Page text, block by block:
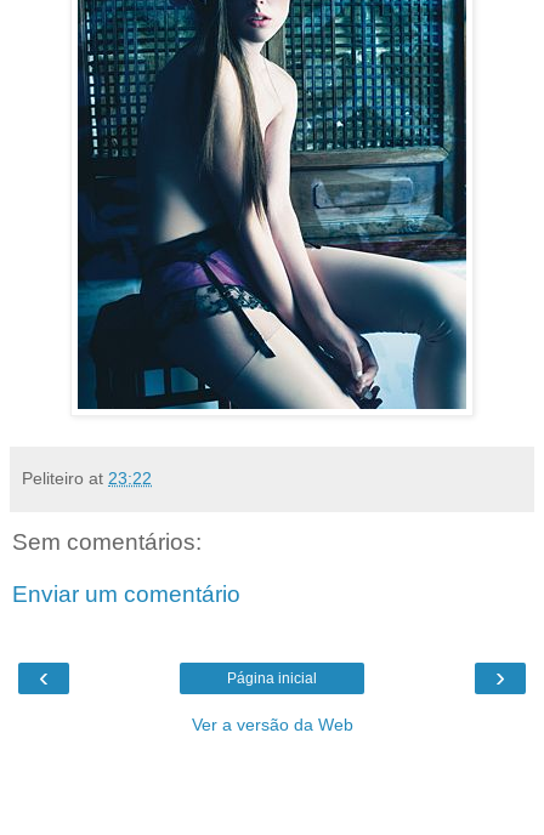
Peliteiro at 23:22
Sem comentários:
Enviar um comentário
‹ ›
Página inicial
Ver a versão da Web